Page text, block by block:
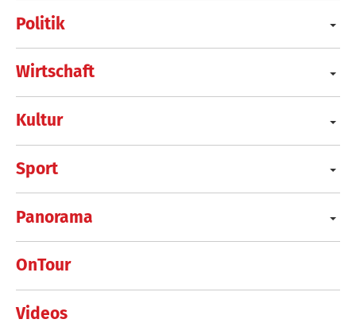
Politik
Wirtschaft
Kultur
Sport
Panorama
OnTour
Videos